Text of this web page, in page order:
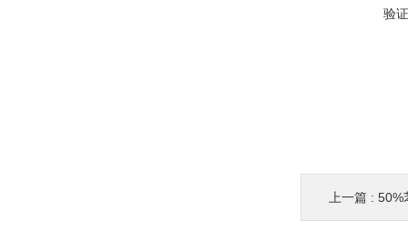
验
上一篇 : 50%